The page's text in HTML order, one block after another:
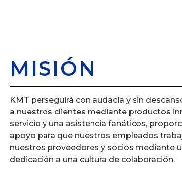
MISIÓN
KMT perseguirá con audacia y sin
a nuestros clientes mediante productos
servicio y una asistencia fanáticos,
apoyo para que nuestros empleados
nuestros proveedores y socios mediante
dedicación a una cultura de colaboración.